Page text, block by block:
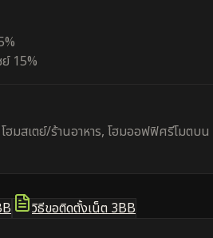
15%
ฮมสเตย์/ร้านอาหาร, โฮมออฟฟิศรีโมตบน
วิธีขอติดตั้งเน็ต 3BB